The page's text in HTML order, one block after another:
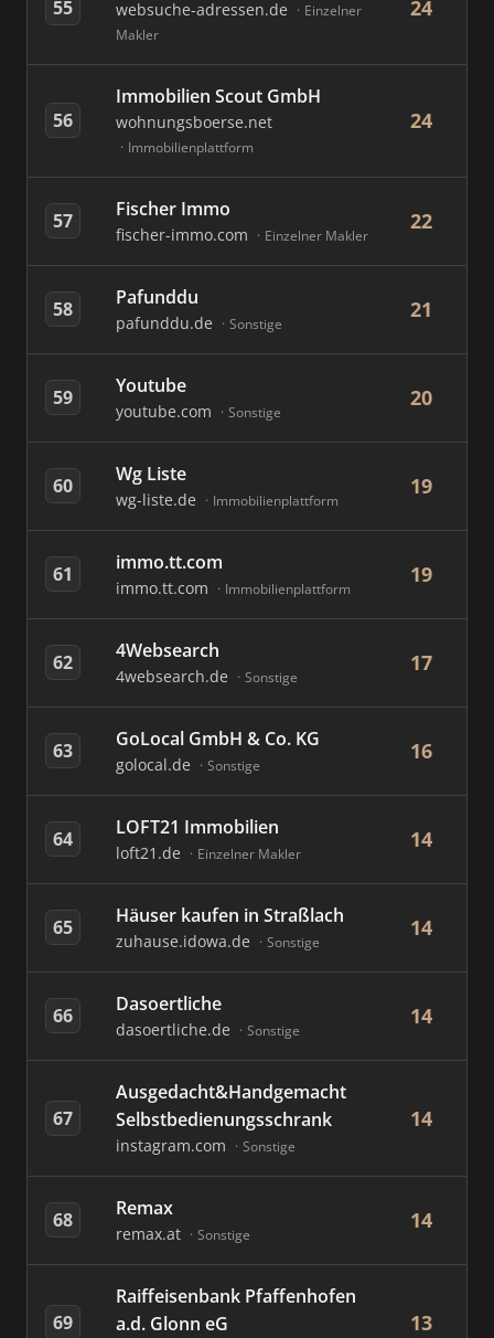
55 websuche-adressen.de
Einzelner
Makler
24
56
Immobilien Scout GmbH
wohnungsboerse.net
Immobilienplattform
24
57 Fischer Immo
fischer-immo.com Einzelner Makler
22
58 Pafunddu
pafunddu.de Sonstige
21
59 Youtube
youtube.com Sonstige
20
60 Wg Liste
wg-liste.de Immobilienplattform
19
61 immo.tt.com
immo.tt.com Immobilienplattform
19
62 4Websearch
4websearch.de Sonstige
17
63 GoLocal GmbH & Co. KG
golocal.de Sonstige
16
64 LOFT21 Immobilien
loft21.de Einzelner Makler
14
65 Häuser kaufen in Straßlach
zuhause.idowa.de Sonstige
14
66 Dasoertliche
dasoertliche.de Sonstige
14
67
Ausgedacht&Handgemacht
Selbstbedienungsschrank
instagram.com Sonstige
14
68 Remax
remax.at Sonstige
14
69
Raiffeisenbank Pfaffenhofen
a.d. Glonn eG
13